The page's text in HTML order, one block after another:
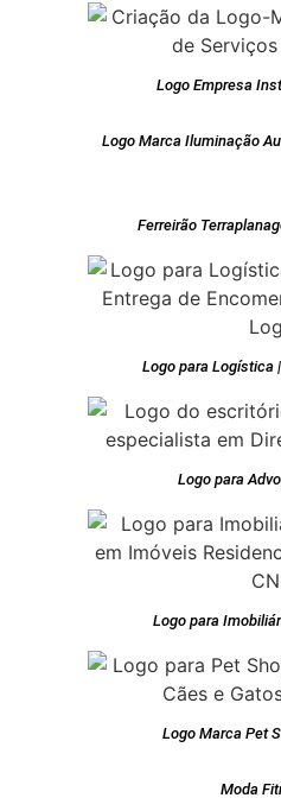
Logo Empresa
Logo Marca Iluminação
Ferreirão
Logo para Logística
Logo para
Logo para
Logo Marca Pet
Moda